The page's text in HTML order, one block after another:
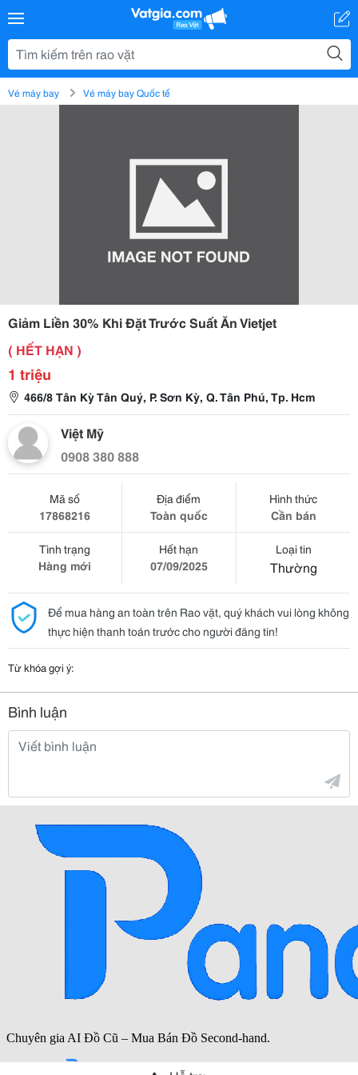
Vé máy bay Vé máy bay Quốc tế
Giảm Liền 30% Khi Đặt Trước Suất Ăn Vietjet
( HẾT HẠN )
1 triệu
466/8 Tân Kỳ Tân Quý, P. Sơn Kỳ, Q. Tân Phú, Tp. Hcm
Việt Mỹ
0908 380 888
Mã số
17868216
Địa điểm
Toàn quốc
Hình thức
Cần bán
Tình trạng
Hàng mới
Hết hạn
07/09/2025
Loại tin
Thường
Để mua hàng an toàn trên Rao vặt, quý khách vui lòng không
thực hiện thanh toán trước cho người đăng tin!
Từ khóa gợi ý:
Bình luận